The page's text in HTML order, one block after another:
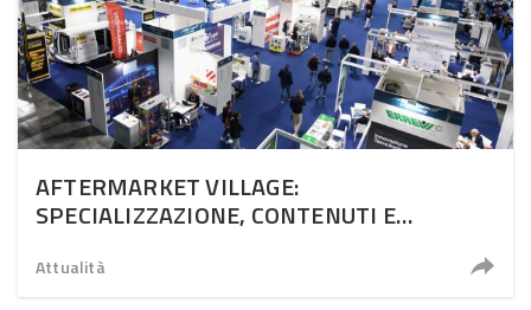
AFTERMARKET VILLAGE:
SPECIALIZZAZIONE, CONTENUTI E
2026
Attualità